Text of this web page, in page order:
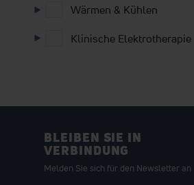
Wärmen & Kühlen
Klinische Elektrotherapie
BLEIBEN SIE IN
VERBINDUNG
Melden Sie sich für den Newsletter an